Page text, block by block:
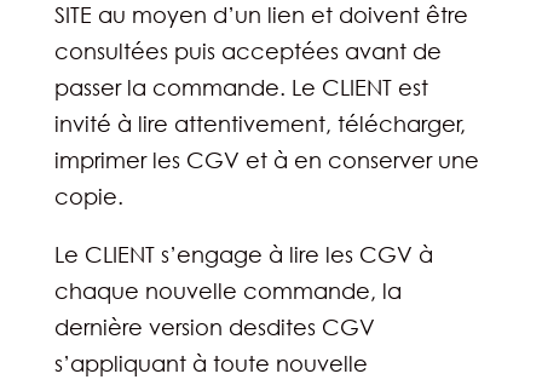
SITE au moyen d’un lien et doivent être
consultées puis acceptées avant de
passer la commande. Le CLIENT est
invité à lire attentivement, télécharger,
imprimer les CGV et à en conserver une
copie.
Le CLIENT s’engage à lire les CGV à
chaque nouvelle commande, la
dernière version desdites CGV
s’appliquant à toute nouvelle